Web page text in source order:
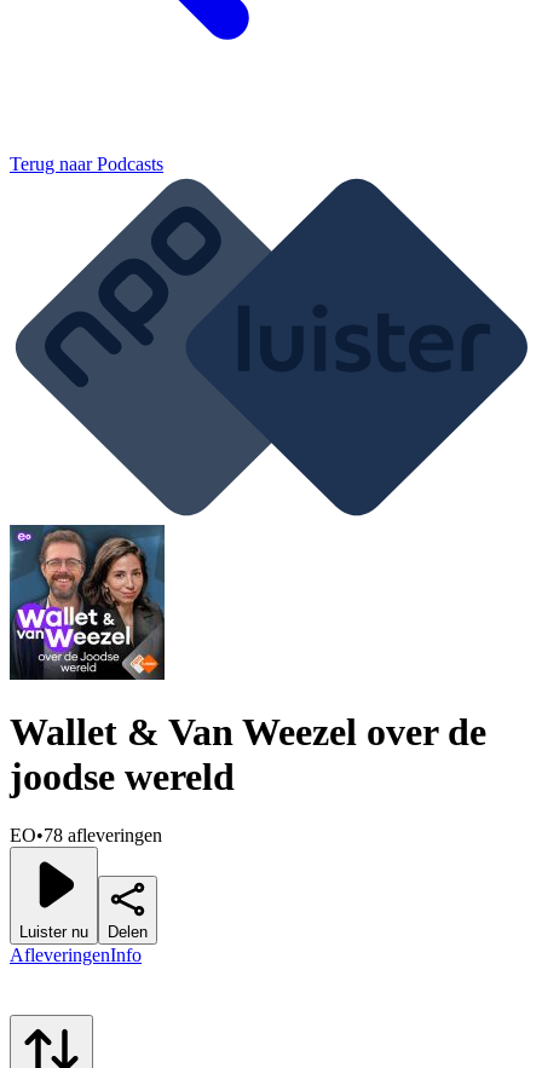
Terug naarPodcasts
Wallet & Van Weezel over de
joodse wereld
EO•78 afleveringen
Luister nu Delen
AfleveringenInfo